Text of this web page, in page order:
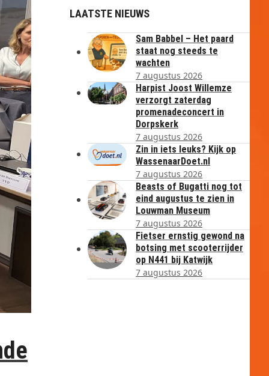
LAATSTE NIEUWS
Sam Babbel – Het paard
staat nog steeds te
wachten
7 augustus 2026
Harpist Joost Willemze
verzorgt zaterdag
promenadeconcert in
Dorpskerk
7 augustus 2026
Zin in iets leuks? Kijk op
WassenaarDoet.nl
7 augustus 2026
Beasts of Bugatti nog tot
eind augustus te zien in
Louwman Museum
7 augustus 2026
Fietser ernstig gewond na
botsing met scooterrijder
op N441 bij Katwijk
7 augustus 2026